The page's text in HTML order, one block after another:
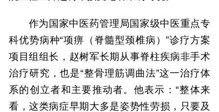
作为国家中医药管理局国家级中医重点专
科优势病种“项痹（脊髓型颈椎病）”诊疗方案
项目组组长，赵树军长期从事脊柱疾病非手术
治疗研究，也是“整骨理筋调曲法”这一治疗体
系的创立者和主要推动者。他表示：“整体来
看，这类病症早期大多是姿势性劳损，只要及